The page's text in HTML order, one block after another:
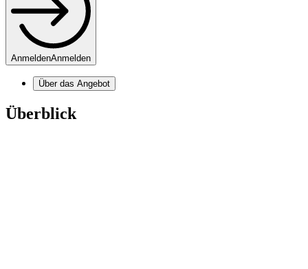
AnmeldenAnmelden
Über das Angebot
Überblick